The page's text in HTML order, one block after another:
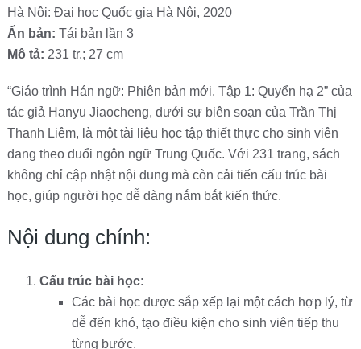
Hà Nội: Đại học Quốc gia Hà Nội, 2020
Ấn bản: Tái bản lần 3
Mô tả: 231 tr.; 27 cm
“Giáo trình Hán ngữ: Phiên bản mới. Tập 1: Quyển hạ 2” của
tác giả Hanyu Jiaocheng, dưới sự biên soạn của Trần Thị
Thanh Liêm, là một tài liệu học tập thiết thực cho sinh viên
đang theo đuổi ngôn ngữ Trung Quốc. Với 231 trang, sách
không chỉ cập nhật nội dung mà còn cải tiến cấu trúc bài
học, giúp người học dễ dàng nắm bắt kiến thức.
Nội dung chính:
Cấu trúc bài học:
Các bài học được sắp xếp lại một cách hợp lý, từ
dễ đến khó, tạo điều kiện cho sinh viên tiếp thu
từng bước.